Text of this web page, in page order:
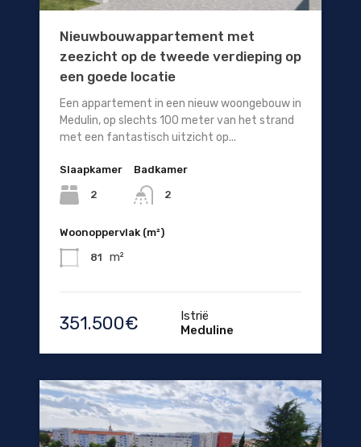
Nieuwbouwappartement met
zeezicht op de tweede verdieping op
een goede locatie
Een appartement in een nieuw woongebouw in
Medulin, op slechts 100 meter van het strand
met een fantastisch uitzicht op...
Slaapkamer
2
Badkamer
2
Woonoppervlak (m²)
81 m²
351.500€
Istrië
Meduline